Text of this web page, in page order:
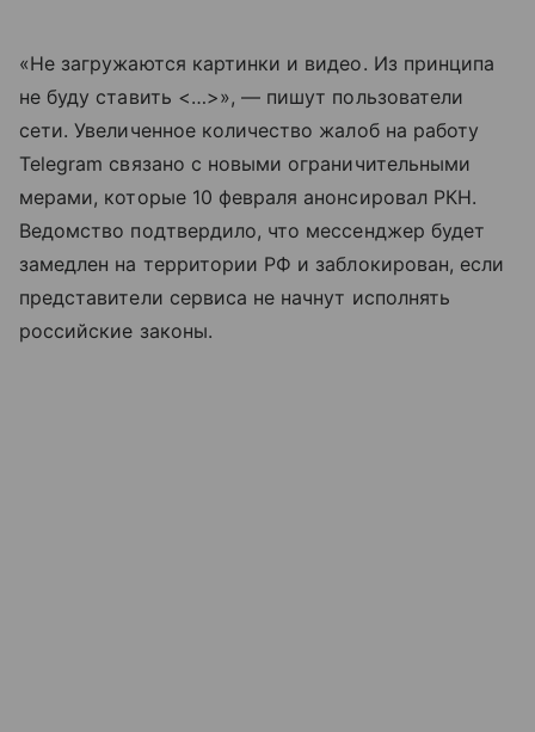
«Не загружаются картинки и видео. Из принципа
не буду ставить <…>», — пишут пользователи
сети. Увеличенное количество жалоб на работу
Telegram связано с новыми ограничительными
мерами, которые 10 февраля анонсировал РКН.
Ведомство подтвердило, что мессенджер будет
замедлен на территории РФ и заблокирован, если
представители сервиса не начнут исполнять
российские законы.